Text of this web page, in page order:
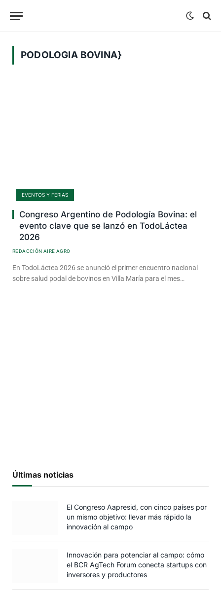
PODOLOGIA BOVINA}
EVENTOS Y FERIAS
Congreso Argentino de Podología Bovina: el
evento clave que se lanzó en TodoLáctea
2026
REDACCIÓN AIRE AGRO
En TodoLáctea 2026 se anunció el primer encuentro nacional
sobre salud podal de bovinos en Villa María para el mes…
Últimas noticias
El Congreso Aapresid, con cinco países por
un mismo objetivo: llevar más rápido la
innovación al campo
Innovación para potenciar al campo: cómo
el BCR AgTech Forum conecta startups con
inversores y productores